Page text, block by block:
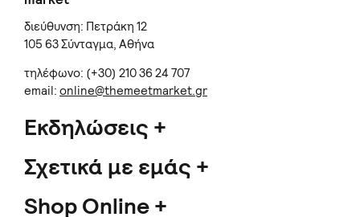
διεύθυνση: Πετράκη 12
105 63 Σύνταγμα, Αθήνα
τηλέφωνο: (+30) 210 36 24 707
email: online@themeetmarket.gr
Εκδηλώσεις
Σχετικά με εμάς
Shop Online